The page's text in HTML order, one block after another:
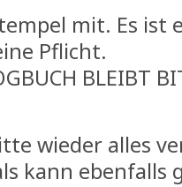
mit. Es ist
Pflicht.
BLEIBT
wieder alles
kann